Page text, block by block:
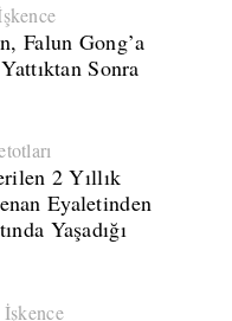
Falun Gong’a
Sonra
2 Yıllık
Eyaletinden
Yaşadığı